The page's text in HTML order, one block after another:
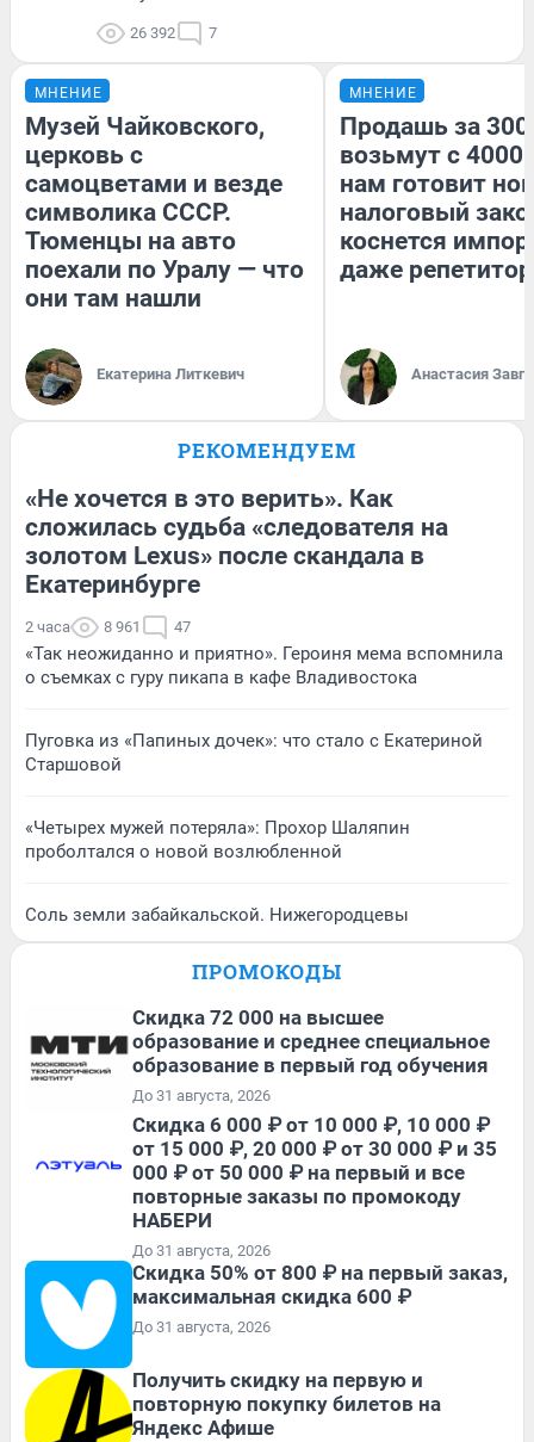
26 392 7
МНЕНИЕ
Музей Чайковского,
церковь с
самоцветами и везде
символика СССР.
Тюменцы на авто
поехали по Уралу — что
они там нашли
Екатерина Литкевич
МНЕНИЕ
Продашь за
возьмут с
нам готовит
налоговый
коснется
даже
Анастасия
РЕКОМЕНДУЕМ
«Не хочется в это верить». Как
сложилась судьба «следователя на
золотом Lexus» после скандала в
Екатеринбурге
2 часа 8 961 47
«Так неожиданно и приятно». Героиня мема вспомнила
о съемках с гуру пикапа в кафе Владивостока
Пуговка из «Папиных дочек»: что стало с Екатериной
Старшовой
«Четырех мужей потеряла»: Прохор Шаляпин
проболтался о новой возлюбленной
Соль земли забайкальской. Нижегородцевы
ПРОМОКОДЫ
Скидка 72 000 на высшее
образование и среднее специальное
образование в первый год обучения
До 31 августа, 2026
Скидка 6 000 ₽ от 10 000 ₽, 10 000 ₽
от 15 000 ₽, 20 000 ₽ от 30 000 ₽ и 35
000 ₽ от 50 000 ₽ на первый и все
повторные заказы по промокоду
НАБЕРИ
До 31 августа, 2026
Скидка 50% от 800 ₽ на первый заказ,
максимальная скидка 600 ₽
До 31 августа, 2026
Получить скидку на первую и
повторную покупку билетов на
Яндекс Афише